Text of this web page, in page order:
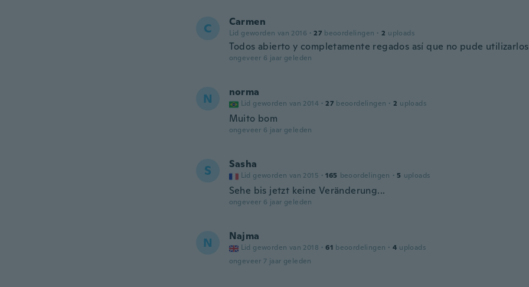
C Carmen
Lid geworden van 2016 · 27 beoordelingen · 2 uploads
Todos abierto y completamente regados así que no pude utilizarlos
ongeveer 6 jaar geleden
N norma
Lid geworden van 2014 · 27 beoordelingen · 2 uploads
Muito bom
ongeveer 6 jaar geleden
S Sasha
Lid geworden van 2015 · 165 beoordelingen · 5 uploads
Sehe bis jetzt keine Veränderung...
ongeveer 6 jaar geleden
N Najma
Lid geworden van 2018 · 61 beoordelingen · 4 uploads
ongeveer 7 jaar geleden